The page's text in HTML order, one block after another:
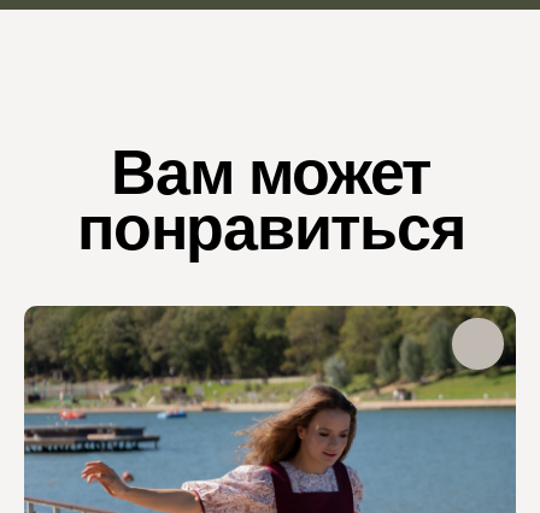
info@evgeniyashkalikova.ru